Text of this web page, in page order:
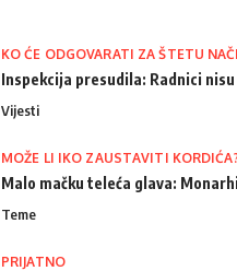
KO ĆE ODGOVARATI ZA ŠTETU
Inspekcija presudila: Radnici
Vijesti
MOŽE LI IKO ZAUSTAVITI
Malo mačku teleća glava:
Teme
PRIJATNO